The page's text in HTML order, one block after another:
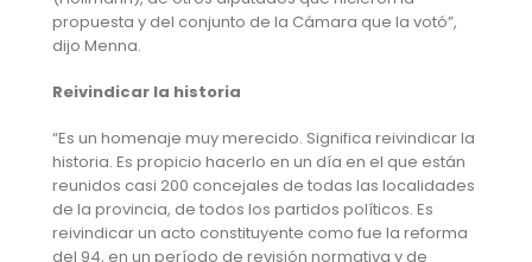
propuesta y del conjunto de la Cámara que la votó”,
dijo Menna.
Reivindicar la historia
“Es un homenaje muy merecido. Significa reivindicar la
historia. Es propicio hacerlo en un día en el que están
reunidos casi 200 concejales de todas las localidades
de la provincia, de todos los partidos políticos. Es
reivindicar un acto constituyente como fue la reforma
del 94, en un período de revisión normativa y de